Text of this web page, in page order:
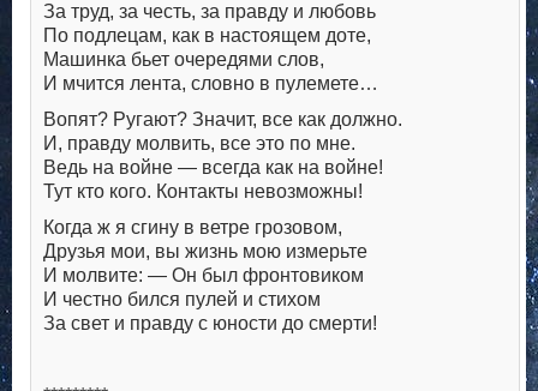
За труд, за честь, за правду и любовь
По подлецам, как в настоящем доте,
Машинка бьет очередями слов,
И мчится лента, словно в пулемете…
Вопят? Ругают? Значит, все как должно.
И, правду молвить, все это по мне.
Ведь на войне — всегда как на войне!
Тут кто кого. Контакты невозможны!
Когда ж я сгину в ветре грозовом,
Друзья мои, вы жизнь мою измерьте
И молвите: — Он был фронтовиком
И честно бился пулей и стихом
За свет и правду с юности до смерти!